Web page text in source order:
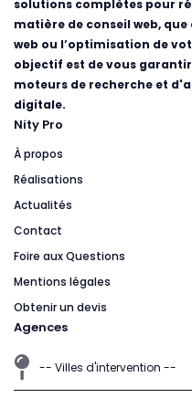
solutions complètes pour
matière de conseil web,
web ou l’optimisation de
objectif est de vous
moteurs de recherche et
digitale.
Nity Pro
À propos
Réalisations
Actualités
Contact
Foire aux Questions
Mentions légales
Obtenir un devis
Agences